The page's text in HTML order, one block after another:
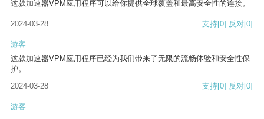
这款加速器VPM应用程序可以给你提供全球覆盖和最高安全性的连接。
2024-03-28 支持[0] 反对[0]
游客
这款加速器VPM应用程序已经为我们带来了无限的流畅体验和安全性保
护。
2024-03-28
支持[0] 反对[0]
游客